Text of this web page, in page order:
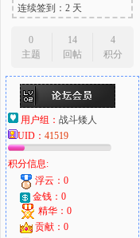
连续签到：2 天
0
主题
14
回帖
4
积分
用户组： 战斗矮人
UID： 41519
积分信息:
浮云：0
金钱：0
精华：0
贡献：0